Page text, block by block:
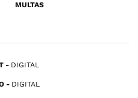
MULTAS
DIGITAL
DIGITAL